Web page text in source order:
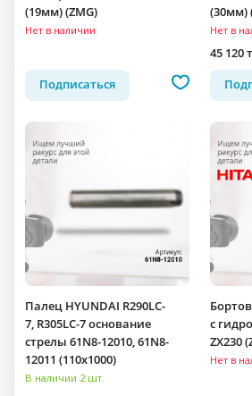
(19мм) (ZMG)
Нет в наличии
Подписаться
(30мм)
Нет в
45 120
Палец HYUNDAI R290LC-
7, R305LC-7 основание
стрелы 61N8-12010, 61N8-
12011 (110x1000)
В наличии 2 шт.
c
ZX230
Нет в